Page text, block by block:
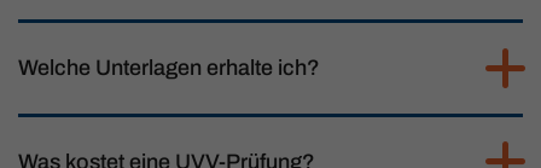
Welche Unterlagen erhalte ich?
Was kostet eine UVV-Prüfung?